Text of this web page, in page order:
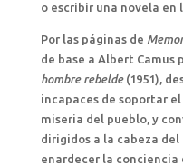
o escribir una novela en
Por las páginas de
de base a Albert Camus
hombre rebelde (1951),
incapaces de soportar
miseria del pueblo, y
dirigidos a la cabeza
enardecer la conciencia